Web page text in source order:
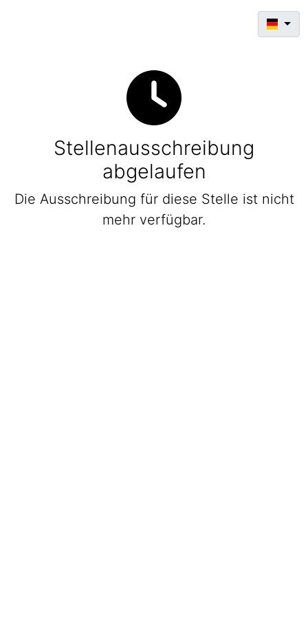
Stellenausschreibung
abgelaufen
Die Ausschreibung für diese Stelle ist nicht
mehr verfügbar.